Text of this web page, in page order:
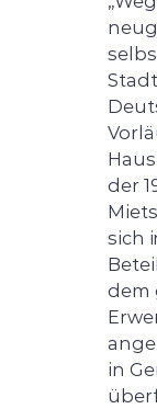
der
sich
dem
in